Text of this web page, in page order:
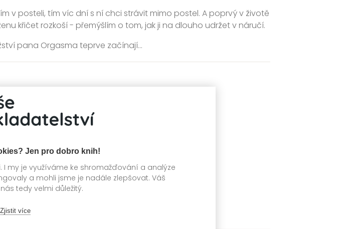
Jen pro dobro knih!
I my je využíváme ke shromažďování a analýze
a mohli jsme je nadále zlepšovat. Váš
tedy velmi důležitý.
Zjistit více
v posteli, tím víc dní s ní chci strávit mimo postel. A poprvý v životě
křičet rozkoší - přemýšlím o tom, jak ji na dlouho udržet v náručí.
pana Orgasma teprve začínají...